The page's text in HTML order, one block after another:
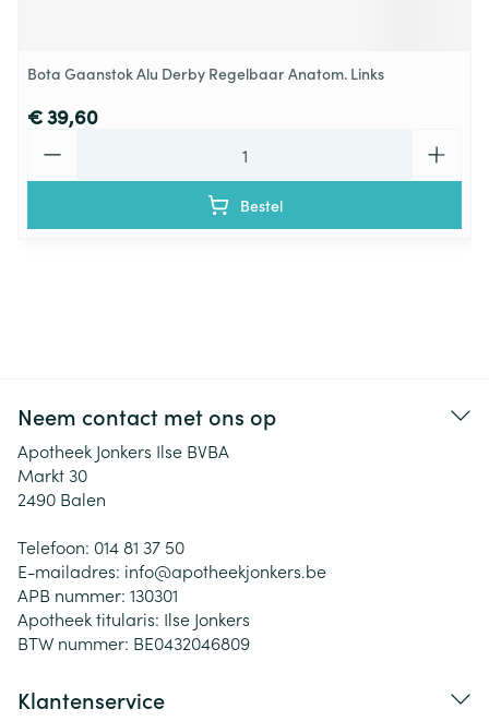
Bota Gaanstok Alu Derby Regelbaar Anatom. Links
€ 39,60
Bestel
Neem contact met ons op
Apotheek Jonkers Ilse BVBA
Markt 30
2490 Balen
Telefoon: 014 81 37 50
E-mailadres: info@apotheekjonkers.be
APB nummer: 130301
Apotheek titularis: Ilse Jonkers
BTW nummer: BE0432046809
Klantenservice